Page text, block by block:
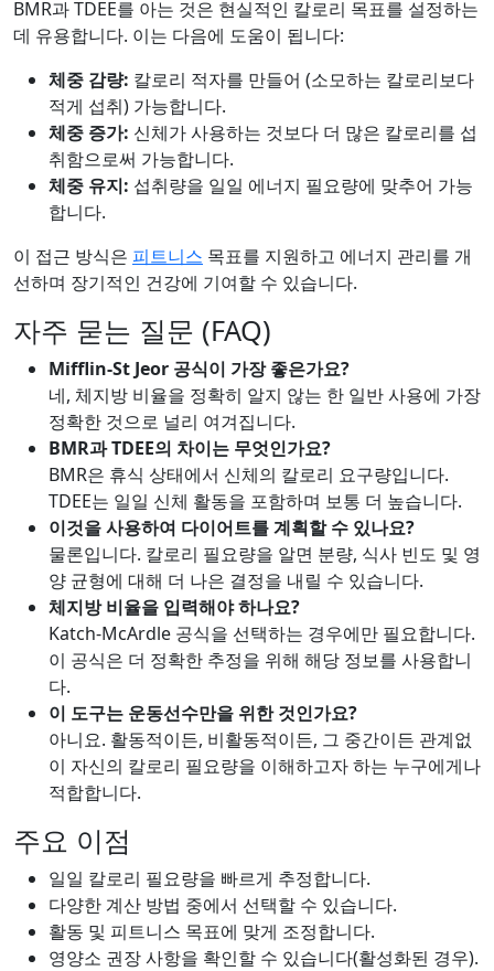
BMR과 TDEE를 아는 것은 현실적인 칼로리 목표를 설정하는
데 유용합니다. 이는 다음에 도움이 됩니다:
체중 감량: 칼로리 적자를 만들어 (소모하는 칼로리보다
적게 섭취) 가능합니다.
체중 증가: 신체가 사용하는 것보다 더 많은 칼로리를 섭
취함으로써 가능합니다.
체중 유지: 섭취량을 일일 에너지 필요량에 맞추어 가능
합니다.
이 접근 방식은 피트니스 목표를 지원하고 에너지 관리를 개
선하며 장기적인 건강에 기여할 수 있습니다.
자주 묻는 질문 (FAQ)
Mifflin-St Jeor 공식이 가장 좋은가요?
네, 체지방 비율을 정확히 알지 않는 한 일반 사용에 가장
정확한 것으로 널리 여겨집니다.
BMR과 TDEE의 차이는 무엇인가요?
BMR은 휴식 상태에서 신체의 칼로리 요구량입니다.
TDEE는 일일 신체 활동을 포함하며 보통 더 높습니다.
이것을 사용하여 다이어트를 계획할 수 있나요?
물론입니다. 칼로리 필요량을 알면 분량, 식사 빈도 및 영
양 균형에 대해 더 나은 결정을 내릴 수 있습니다.
체지방 비율을 입력해야 하나요?
Katch-McArdle 공식을 선택하는 경우에만 필요합니다.
이 공식은 더 정확한 추정을 위해 해당 정보를 사용합니
다.
이 도구는 운동선수만을 위한 것인가요?
아니요. 활동적이든, 비활동적이든, 그 중간이든 관계없
이 자신의 칼로리 필요량을 이해하고자 하는 누구에게나
적합합니다.
주요 이점
일일 칼로리 필요량을 빠르게 추정합니다.
다양한 계산 방법 중에서 선택할 수 있습니다.
활동 및 피트니스 목표에 맞게 조정합니다.
영양소 권장 사항을 확인할 수 있습니다(활성화된 경우).